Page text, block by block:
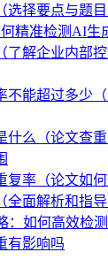
择要点与题目
精准检测AI生
了解企业内部
不能超过多少
么（论文查重
复率（论文如何
面解析和指导
：如何高效检
有影响吗